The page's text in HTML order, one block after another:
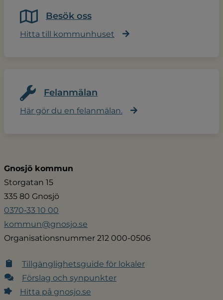
Besök oss
Hitta till kommunhuset
Felanmälan
Här gör du en felanmälan.
Gnosjö kommun
Storgatan 15
335 80 Gnosjö
0370‑33 10 00
kommun@gnosjo.se
Organisationsnummer 212 000-0506
Tillgänglighetsguide för lokaler
Förslag och synpunkter
Hitta på gnosjo.se